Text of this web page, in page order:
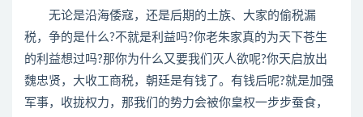
无论是沿海倭寇，还是后期的土族、大家的偷税漏
税，争的是什么?不就是利益吗?你老朱家真的为天下苍生
的利益想过吗?那你为什么又要我们灭人欲呢?你天启放出
魏忠贤，大收工商税，朝廷是有钱了。有钱后呢?就是加强
军事，收拢权力，那我们的势力会被你皇权一步步蚕食，